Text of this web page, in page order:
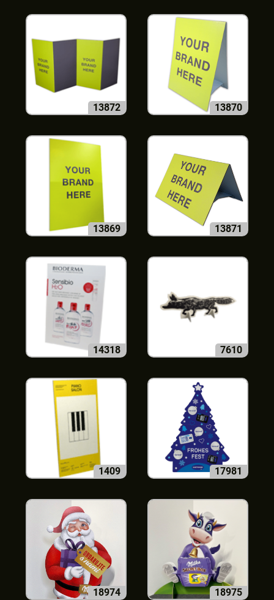
13872 13870
13869 13871
14318 7610
1409 17981
18974 18975